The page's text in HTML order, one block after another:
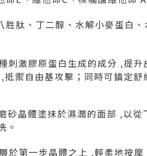
肽、丁二醇、水解小麥蛋白
刺激膠原蛋白生成的成分 ,提
禦自由基攻擊；同時可鎮定舒
砂晶體塗抹於濕潤的面部 ,以
。
於第一步晶體之上 ,輕柔地按